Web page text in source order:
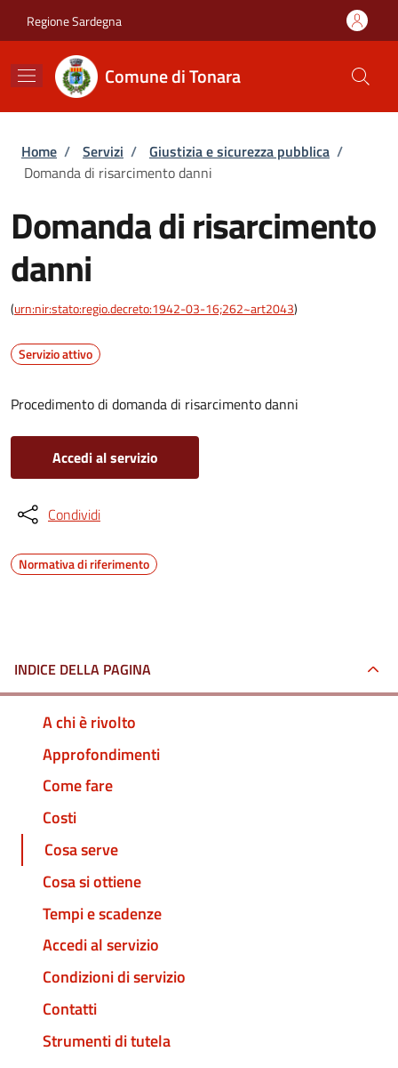
Regione Sardegna
Comune di Tonara
Briciole di pane
Home / Servizi / Giustizia e sicurezza pubblica /
Domanda di risarcimento danni
Domanda di risarcimento
danni
(urn:nir:stato:regio.decreto:1942-03-16;262~art2043)
Servizio attivo
Procedimento di domanda di risarcimento danni
Accedi al servizio
Condividi
Normativa di riferimento
INDICE DELLA PAGINA
A chi è rivolto
Approfondimenti
Come fare
Costi
Cosa serve
Cosa si ottiene
Tempi e scadenze
Accedi al servizio
Condizioni di servizio
Contatti
Strumenti di tutela